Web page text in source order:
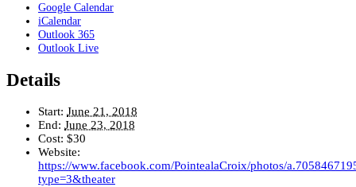
Google Calendar
iCalendar
Outlook 365
Outlook Live
Details
Start: June 21, 2018
End: June 23, 2018
Cost: $30
Website:
https://www.facebook.com/PointealaCroix/photos/
type=3&theater